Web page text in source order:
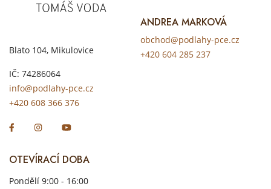
Blato 104, Mikulovice
IČ: 74286064
info@podlahy-pce.cz
+420 608 366 376
ANDREA MARKOVÁ
obchod@podlahy-pce.cz
+420 604 285 237
OTEVÍRACÍ DOBA
Pondělí 9:00 - 16:00